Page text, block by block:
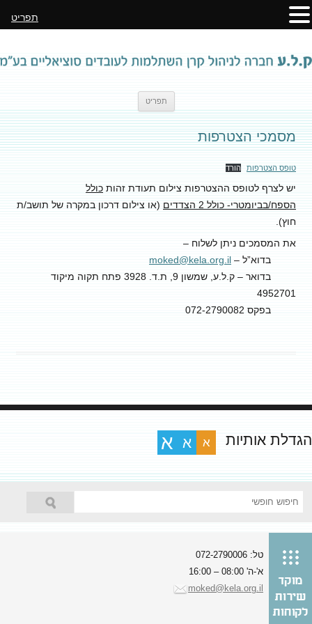
תפריט
לתוכן
מסמכי הצטרפות
טופס הצטרפות הורד
יש לצרף לטופס ההצטרפות צילום תעודת זהות כולל
הספח/בביומטרי- כולל 2 הצדדים
(או צילום דרכון במקרה של תושב/ת
חוץ).
את המסמכים ניתן לשלוח –
­ בדוא”ל – moked@kela.org.il
­ בדואר – ק.ל.ע, שמשון 9, ת.ד. 3928 פתח תקוה מיקוד
4952701
­ בפקס 072-2790082
הגדלת אותיות א א א
טל: 072-2790006
א'-ה' 08:00 – 16:00
moked@kela.org.il
תפריט